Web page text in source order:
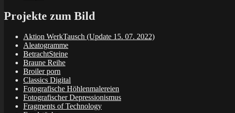
Projekte zum Bild
Aktion WerkTausch (Update 15. 07. 2022)
Aleatogramme
BetrachtSteine
Braune Reihe
Broiler porn
Classics Digital
Fotografische Höhlenmalereien
Fotografischer Depressionismus
Fragments of Technology